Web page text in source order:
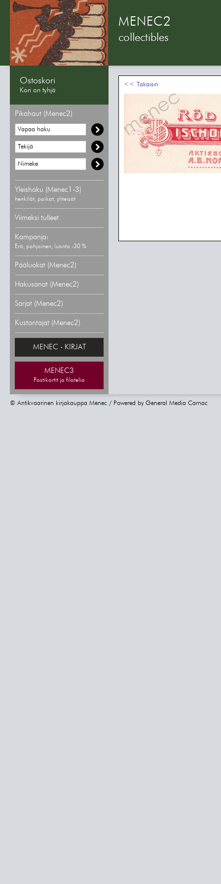
MENEC2
collectibles
Ostoskori
Kori on tyhjä
Pikahaut (Menec2)
Yleishaku (Menec1-3)
henkilöt, paikat, yhteisöt
Viimeksi tulleet
Kampanja:
Erä, pohjoinen, luonto -30 %
Pääluokat (Menec2)
Hakusanat (Menec2)
Sarjat (Menec2)
Kustantajat (Menec2)
MENEC - KIRJAT
MENEC3
Postikortit ja filatelia
<< Takaisin
© Antikvaarinen kirjakauppa Menec / Powered by General Media Carnac